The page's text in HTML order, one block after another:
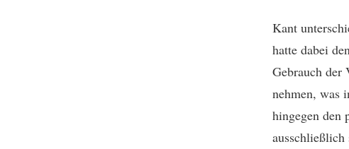
Kant
hatte dabei
Gebrauch der
nehmen, was
hingegen den